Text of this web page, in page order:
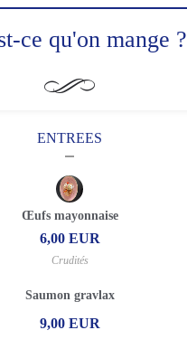
ce qu'on mange ?
ENTREES
Œufs mayonnaise
6,00 EUR
Crudités
Saumon gravlax
9,00 EUR